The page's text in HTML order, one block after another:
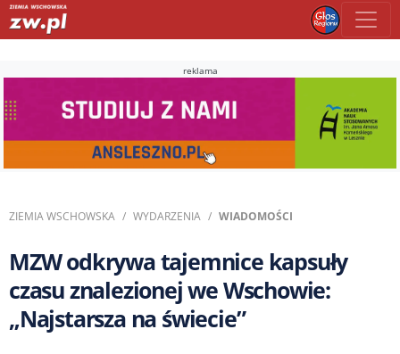
reklama
ZIEMIA WSCHOWSKA WYDARZENIA WIADOMOŚCI
MZW odkrywa tajemnice kapsuły
czasu znalezionej we Wschowie:
„Najstarsza na świecie”